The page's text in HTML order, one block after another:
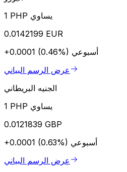
1 PHP يساوي
0.0142199 EUR
+0.0001 (0.46%) أسبوعي
عرض الرسم البياني
الجنيه البريطاني
1 PHP يساوي
0.0121839 GBP
+0.0001 (0.63%) أسبوعي
عرض الرسم البياني